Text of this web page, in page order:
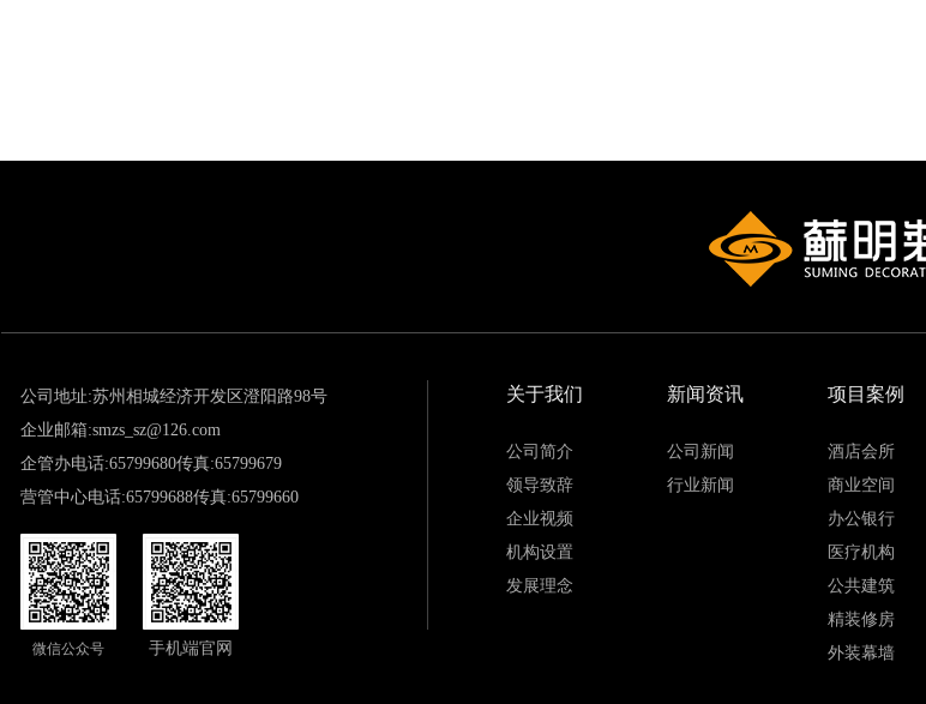
新闻资讯 项目案例
公司地址:苏州相城经济开发区澄阳路98号
企业邮箱:smzs_sz@126.com
企管办电话:65799680传真:65799679
营管中心电话:65799688传真:65799660
微信公众号
关于我们
手机端官网
公司简介
领导致辞
企业视频
机构设置
发展理念
公司新闻
行业新闻
酒店会所
商业空间
办公银行
医疗机构
公共建筑
精装修房
外装幕墙